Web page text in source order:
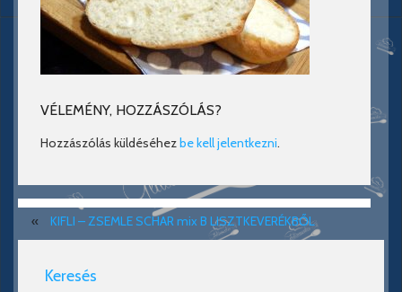
VÉLEMÉNY, HOZZÁSZÓLÁS?
Hozzászólás küldéséhezbe kell jelentkezni.
« KIFLI – ZSEMLE SCHAR mix B LISZTKEVERÉKBŐL
Keresés